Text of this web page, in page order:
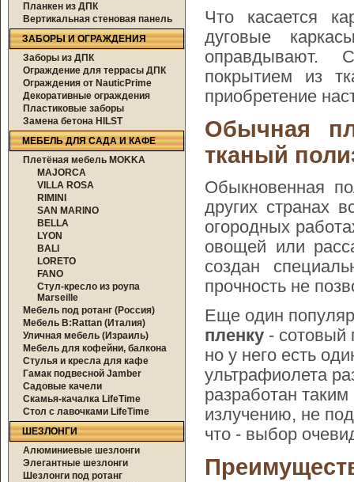
Что касается
дуговые
оправдывают.
покрытием из
приобретение
Обычная
тканый
Обыкновенная
других странах
огородных
овощей или
создан
прочность не
Еще один
пленку - сотовый
но у него есть
ультрафиолета
разработан
излучению, не
что - выбор
Планкен из ДПК
Вертикальная стеновая панель
ЗАБОРЫ И ОГРАЖДЕНИЯ
Заборы из ДПК
Ограждение для террасы ДПК
Ограждения от NauticPrime
Декоративные ограждения
Пластиковые заборы
Замена бетона HILST
МЕБЕЛЬ ДЛЯ САДА И КАФЕ
Плетёная мебель MOKKA
MAJORCA
VILLA ROSA
RIMINI
SAN MARINO
BELLA
LYON
BALI
LORETO
FANO
Стул-кресло из роупа
Marseille
Мебель под ротанг (Россия)
Мебель B:Rattan (Италия)
Уличная мебель (Израиль)
Мебель для кофейни, балкона
Стулья и кресла для кафе
Гамак подвесной Jamber
Садовые качели
Скамья-качалка LifeTime
Стол с лавочками LifeTime
ШЕЗЛОНГИ
Алюминиевые шезлонги
Элегантные шезлонги
Шезлонги под ротанг